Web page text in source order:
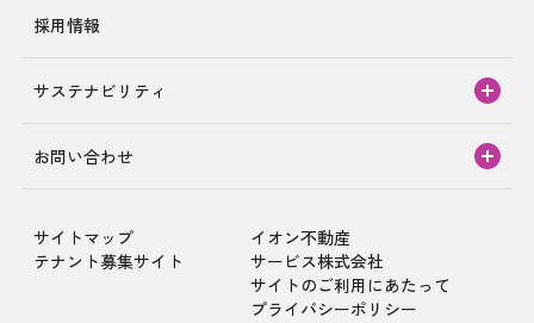
採用情報
サステナビリティ
お問い合わせ
サイトマップ
テナント募集サイト
イオン不動産
サービス株式会社
サイトのご利用にあたって
プライバシーポリシー